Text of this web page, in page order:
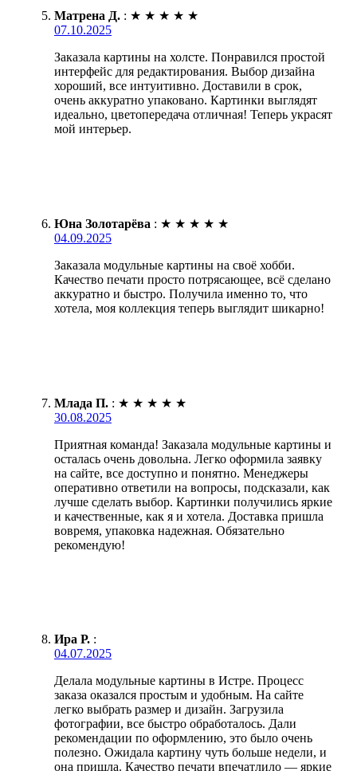
Матрена Д. : ★ ★ ★ ★ ★
07.10.2025
Заказала картины на холсте. Понравился простой
интерфейс для редактирования. Выбор дизайна
хороший, все интуитивно. Доставили в срок,
очень аккуратно упаковано. Картинки выглядят
идеально, цветопередача отличная! Теперь украсят
мой интерьер.
Юна Золотарёва : ★ ★ ★ ★ ★
04.09.2025
Заказала модульные картины на своё хобби.
Качество печати просто потрясающее, всё сделано
аккуратно и быстро. Получила именно то, что
хотела, моя коллекция теперь выглядит шикарно!
Млада П. : ★ ★ ★ ★ ★
30.08.2025
Приятная команда! Заказала модульные картины и
осталась очень довольна. Легко оформила заявку
на сайте, все доступно и понятно. Менеджеры
оперативно ответили на вопросы, подсказали, как
лучше сделать выбор. Картинки получились яркие
и качественные, как я и хотела. Доставка пришла
вовремя, упаковка надежная. Обязательно
рекомендую!
Ира Р. :
04.07.2025
Делала модульные картины в Истре. Процесс
заказа оказался простым и удобным. На сайте
легко выбрать размер и дизайн. Загрузила
фотографии, все быстро обработалось. Дали
рекомендации по оформлению, это было очень
полезно. Ожидала картину чуть больше недели, и
она пришла. Качество печати впечатлило — яркие